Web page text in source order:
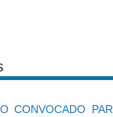
CONVOCADO